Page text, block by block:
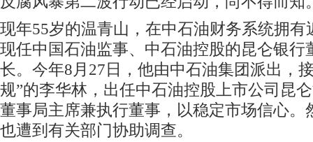
现年55岁的温青山，在中石油财务系统拥有
现任中国石油监事、中石油控股的昆仑银行
长。今年8月27日，他由中石油集团派出，
规”的李华林，出任中石油控股上市公司昆
董事局主席兼执行董事，以稳定市场信心。
也遭到有关部门协助调查。